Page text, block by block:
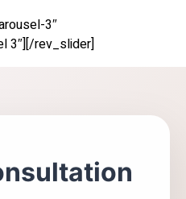
3″
3″][/rev_slider]